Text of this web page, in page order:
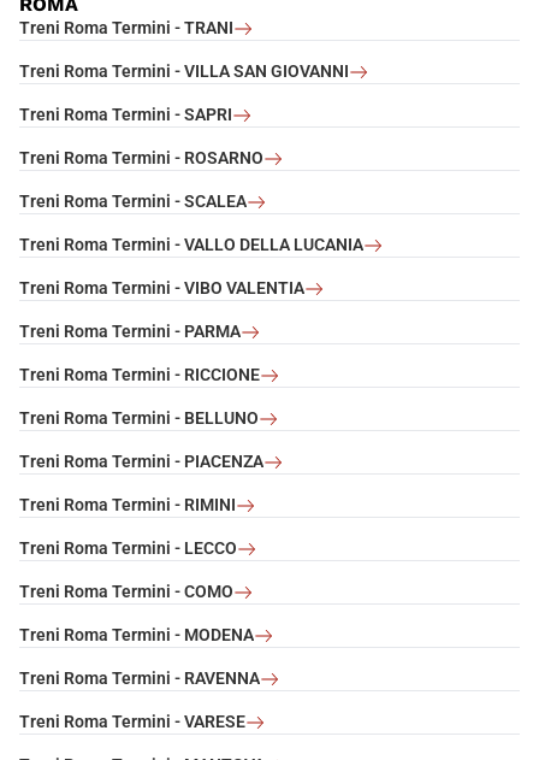
Treni Roma Termini - TRANI
Treni Roma Termini - VILLA SAN GIOVANNI
Treni Roma Termini - SAPRI
Treni Roma Termini - ROSARNO
Treni Roma Termini - SCALEA
Treni Roma Termini - VALLO DELLA LUCANIA
Treni Roma Termini - VIBO VALENTIA
Treni Roma Termini - PARMA
Treni Roma Termini - RICCIONE
Treni Roma Termini - BELLUNO
Treni Roma Termini - PIACENZA
Treni Roma Termini - RIMINI
Treni Roma Termini - LECCO
Treni Roma Termini - COMO
Treni Roma Termini - MODENA
Treni Roma Termini - RAVENNA
Treni Roma Termini - VARESE